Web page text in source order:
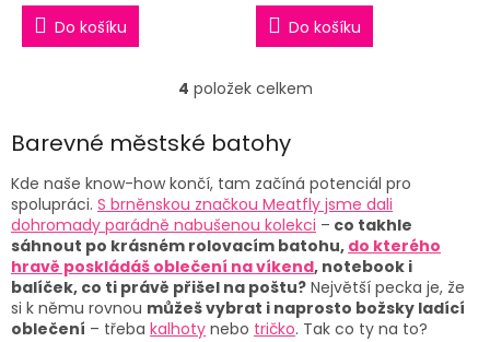
Do košíku Do košíku
O
l
d
a
c
í
p
r
v
k
4 položek celkem
Barevné městské batohy
Kde naše know-how končí, tam začíná potenciál pro
spolupráci. S brněnskou značkou Meatfly jsme dali
dohromady parádně nabušenou kolekci – co takhle
sáhnout po krásném rolovacím batohu, do kterého
hravě poskládáš oblečení na víkend, notebook i
balíček, co ti právě přišel na poštu? Největší pecka je, že
si k němu rovnou můžeš vybrat i naprosto božsky ladící
oblečení – třeba kalhoty nebo tričko. Tak co ty na to?